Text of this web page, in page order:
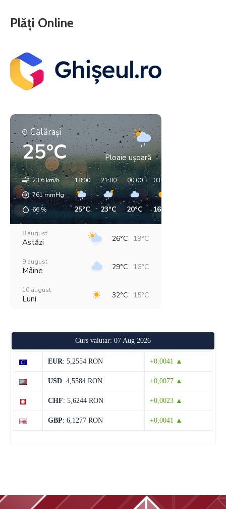
Plăți Online
Călăraşi
25°C Ploaie ușoară
23.6 km/h
761mmHg
66 %
18:00
25°C
21:00
23°C
00:00
20°C
03:00
16°C
8 august
Astăzi 26°C 19°C
9 august
Mâine 29°C 16°C
10 august
Luni 32°C 15°C
29°C 20°C
Joi
14 august
Curs valutar: 07 Aug 2026
EUR: 5,2554 RON +0,0041 ▲
USD: 4,5584 RON +0,0077 ▲
CHF: 5,6244 RON +0,0023 ▲
GBP: 6,1277 RON +0,0041 ▲